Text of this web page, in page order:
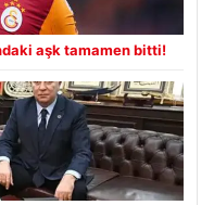
aşk tamamen bitti!